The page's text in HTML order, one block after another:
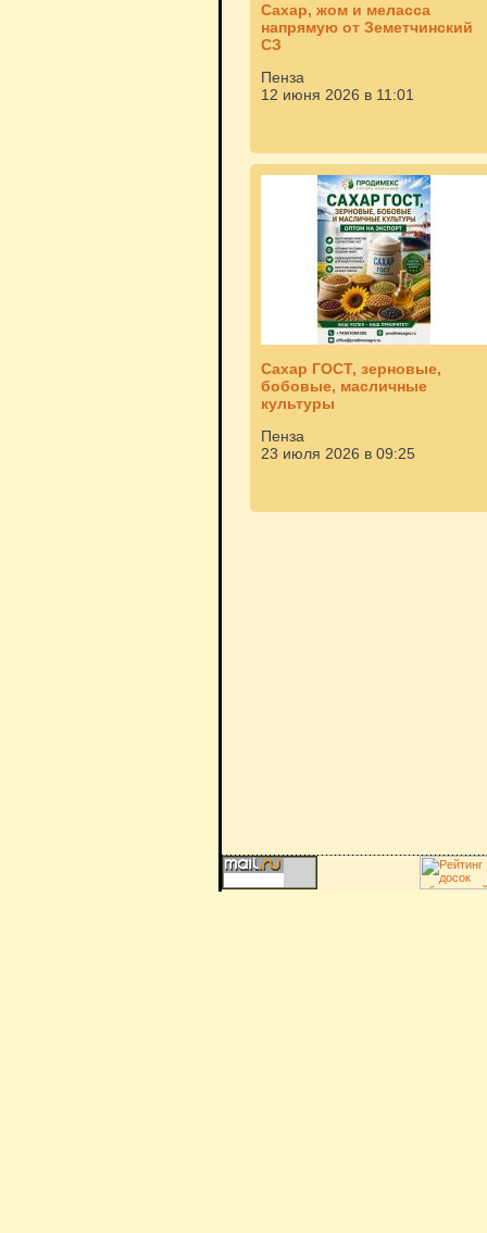
Сахар, жом и меласса
напрямую от Земетчинский
СЗ
Пенза
12 июня 2026 в 11:01
Сахар ГОСТ, зерновые,
бобовые, масличные
культуры
Пенза
23 июля 2026 в 09:25